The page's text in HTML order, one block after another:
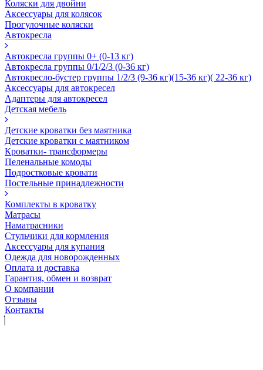
Коляски для двойни
Аксессуары для колясок
Прогулочные коляски
Автокресла
Автокресла группы 0+ (0-13 кг)
Автокресла группы 0/1/2/3 (0-36 кг)
Автокресло-бустер группы 1/2/3 (9-36 кг)(15-36 кг)( 22-36 кг)
Аксессуары для автокресел
Адаптеры для автокресел
Детская мебель
Детские кроватки без маятника
Детские кроватки с маятником
Кроватки- трансформеры
Пеленальные комоды
Подростковые кровати
Постельные принадлежности
Комплекты в кроватку
Матрасы
Наматрасники
Стульчики для кормления
Аксессуары для купания
Одежда для новорожденных
Оплата и доставка
Гарантия, обмен и возврат
О компании
Отзывы
Контакты